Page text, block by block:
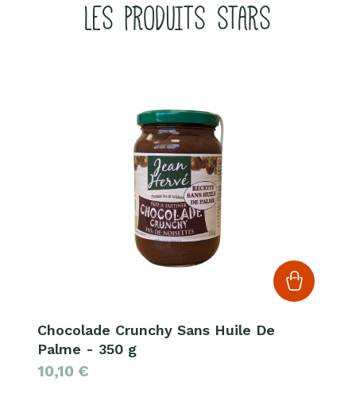
LES PRODUITS STARS
Chocolade Crunchy Sans Huile De
Palme - 350 g
10,10 €